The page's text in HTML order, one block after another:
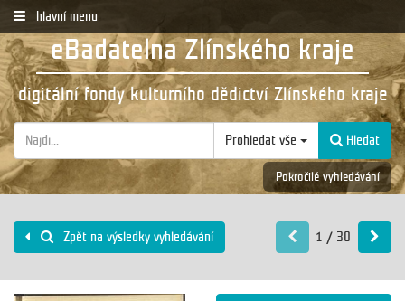
hlavní menu
eBadatelna Zlínského kraje
digitální fondy kulturního dědictví Zlínského kraje
Prohledat vše Hledat
Pokročilé vyhledávání
Zpět na výsledky vyhledávání 1 / 30